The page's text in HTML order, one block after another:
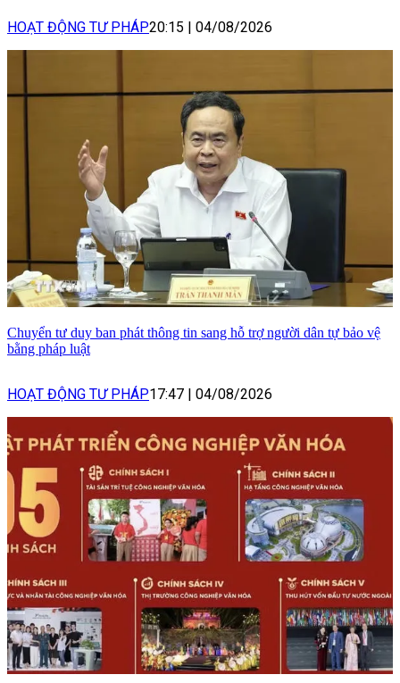
HOẠT ĐỘNG TƯ PHÁP20:15 | 04/08/2026
Chuyển tư duy ban phát thông tin sang hỗ trợ người dân tự bảo vệ
bằng pháp luật
HOẠT ĐỘNG TƯ PHÁP17:47 | 04/08/2026